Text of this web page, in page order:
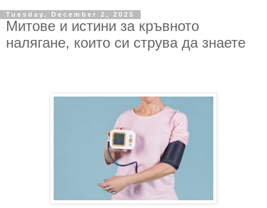
Tuesday, December 2, 2025
Митове и истини за кръвното
налягане, които си струва да знаете